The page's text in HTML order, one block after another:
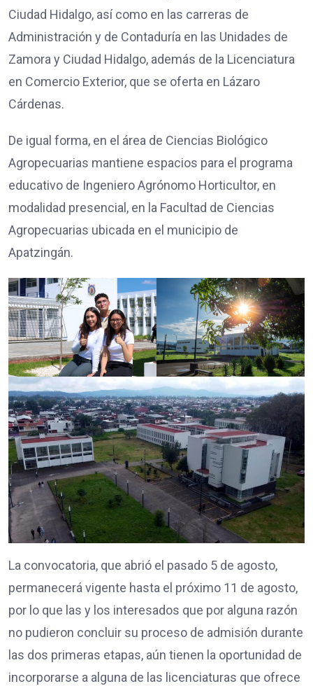
Ciudad Hidalgo, así como en las carreras de
Administración y de Contaduría en las Unidades de
Zamora y Ciudad Hidalgo, además de la Licenciatura
en Comercio Exterior, que se oferta en Lázaro
Cárdenas.
De igual forma, en el área de Ciencias Biológico
Agropecuarias mantiene espacios para el programa
educativo de Ingeniero Agrónomo Horticultor, en
modalidad presencial, en la Facultad de Ciencias
Agropecuarias ubicada en el municipio de
Apatzingán.
La convocatoria, que abrió el pasado 5 de agosto,
permanecerá vigente hasta el próximo 11 de agosto,
por lo que las y los interesados que por alguna razón
no pudieron concluir su proceso de admisión durante
las dos primeras etapas, aún tienen la oportunidad de
incorporarse a alguna de las licenciaturas que ofrece